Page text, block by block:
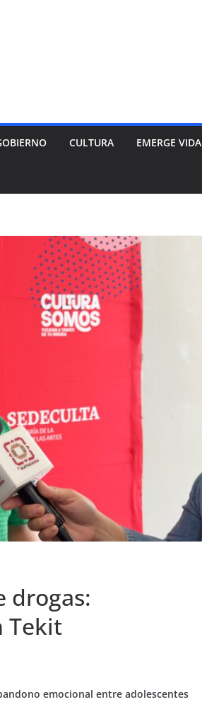
CULTURA EMERGE VIDA
drogas:
Tekit
emocional entre adolescentes